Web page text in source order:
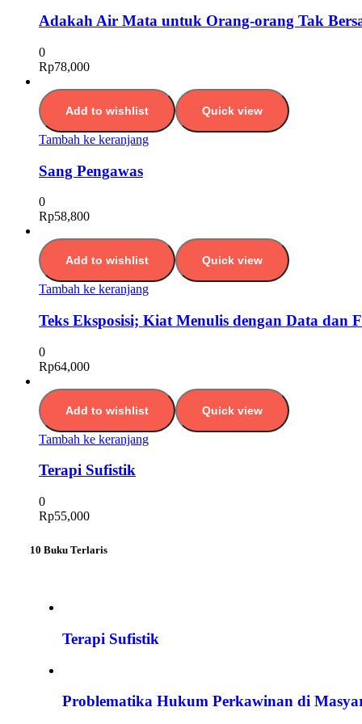
Adakah Air Mata untuk Orang-orang Tak
0
Rp78,000
Add to wishlist Quick view
Tambah ke keranjang
Sang Pengawas
0
Rp58,800
Add to wishlist Quick view
Tambah ke keranjang
Teks Eksposisi; Kiat Menulis dengan Data dan
0
Rp64,000
Add to wishlist Quick view
Tambah ke keranjang
Terapi Sufistik
0
Rp55,000
10 Buku Terlaris
Terapi Sufistik
Problematika Hukum Perkawinan di